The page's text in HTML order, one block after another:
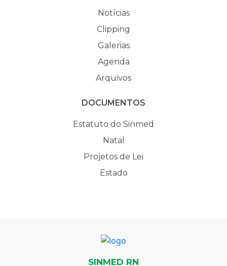
Notícias
Clipping
Galerias
Agenda
Arquivos
DOCUMENTOS
Estatuto do Sinmed
Natal
Projetos de Lei
Estado
SINMED RN